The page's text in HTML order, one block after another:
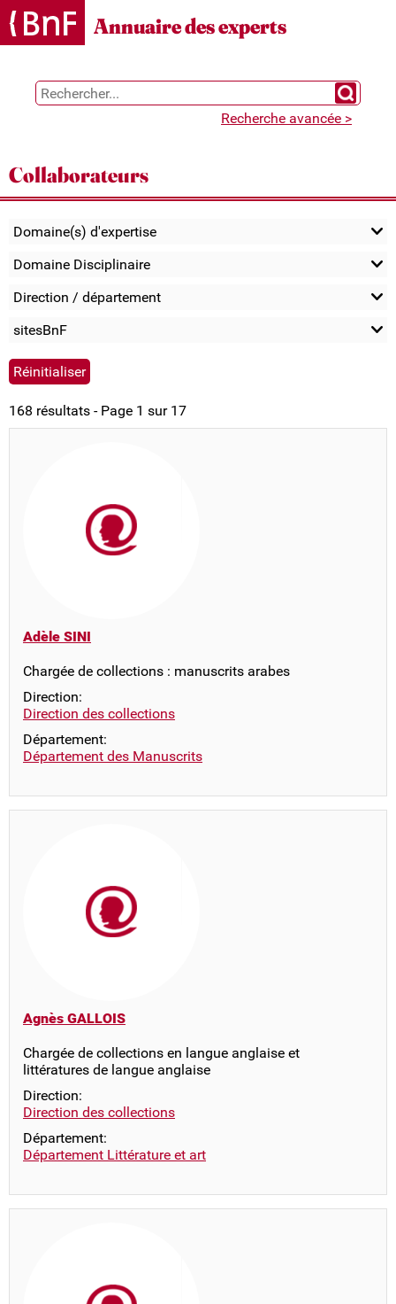
Gestion des cookies
Annuaire des experts
Chercher
Recherche avancée >
Collaborateurs
Domaine(s) d'expertise
Domaine Disciplinaire
Direction / département
sitesBnF
168 résultats - Page 1 sur 17
Adèle SINI
Chargée de collections : manuscrits arabes
Direction:
Direction des collections
Département:
Département des Manuscrits
Agnès GALLOIS
Chargée de collections en langue anglaise et
littératures de langue anglaise
Direction:
Direction des collections
Département:
Département Littérature et art